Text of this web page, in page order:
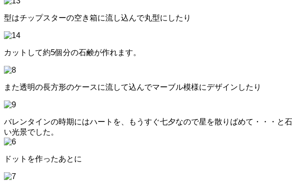
型はチップスターの空き箱に流し込んで丸型にしたり
カットして約5個分の石鹸が作れます。
また透明の長方形のケースに流して込んでマーブル模様にデザインしたり
バレンタインの時期にはハートを、もうすぐ七夕なので星を散りばめて・・・
い光景でした。
ドットを作ったあとに